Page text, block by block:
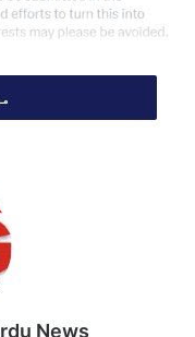
حکام کا کہنا ہے کہ
کے ہر مرحلے کو
اسی تناظر میں ان کے
سپریم
جائے گی تاکہ عدالتِ
آئندہ لائحۂ عمل سے
News